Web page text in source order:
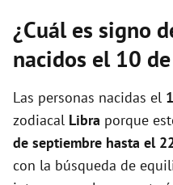
¿Cuál es signo
nacidos el 10
Las personas nacidas el
zodiacal Libra porque
de septiembre hasta el
con la búsqueda de